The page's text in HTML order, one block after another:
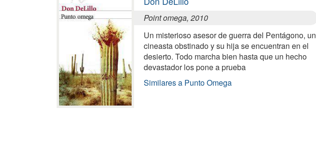
Point omega, 2010
Un misterioso asesor de guerra del Pentágono, un
cineasta obstinado y su hija se encuentran en el
desierto. Todo marcha bien hasta que un hecho
devastador los pone a prueba
Similares a Punto Omega